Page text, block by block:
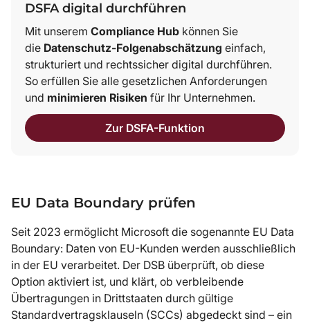
DSFA digital durchführen
Mit unserem Compliance Hub können Sie
die Datenschutz-Folgenabschätzung einfach,
strukturiert und rechtssicher digital durchführen.
So erfüllen Sie alle gesetzlichen Anforderungen
und minimieren Risiken für Ihr Unternehmen.
Zur DSFA-Funktion
EU Data Boundary prüfen
Seit 2023 ermöglicht Microsoft die sogenannte EU Data
Boundary: Daten von EU-Kunden werden ausschließlich
in der EU verarbeitet. Der DSB überprüft, ob diese
Option aktiviert ist, und klärt, ob verbleibende
Übertragungen in Drittstaaten durch gültige
Standardvertragsklauseln (SCCs) abgedeckt sind – ein